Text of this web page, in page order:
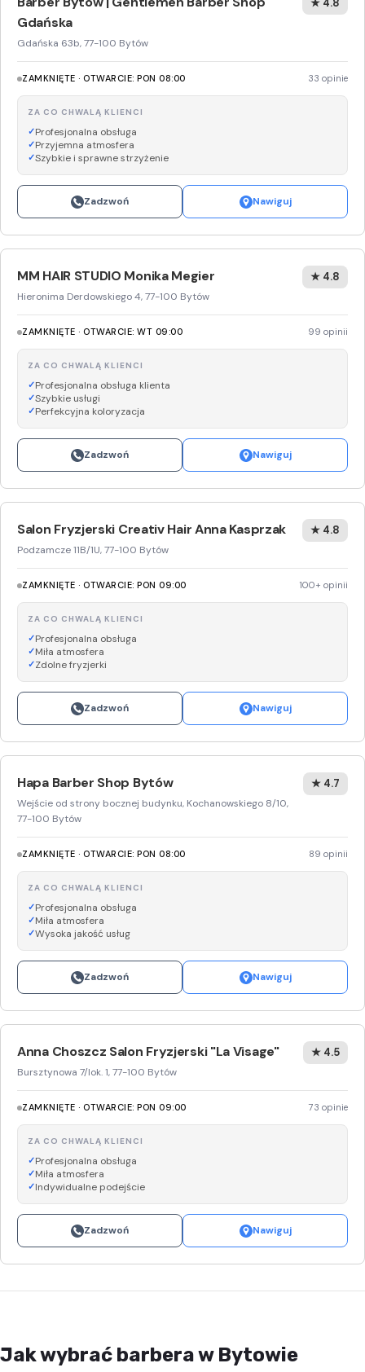
Gdańska
Gdańska 63b, 77-100 Bytów
★ 4.8
ZAMKNIĘTE · OTWARCIE: PON 08:00 33 opinie
ZA CO CHWALĄ KLIENCI
Profesjonalna obsługa
Przyjemna atmosfera
Szybkie i sprawne strzyżenie
Zadzwoń Nawiguj
MM HAIR STUDIO Monika Megier
Hieronima Derdowskiego 4, 77-100 Bytów
★ 4.8
ZAMKNIĘTE · OTWARCIE: WT 09:00 99 opinii
ZA CO CHWALĄ KLIENCI
Profesjonalna obsługa klienta
Szybkie usługi
Perfekcyjna koloryzacja
Zadzwoń Nawiguj
Salon Fryzjerski Creativ Hair Anna Kasprzak
Podzamcze 11B/1U, 77-100 Bytów
★ 4.8
ZAMKNIĘTE · OTWARCIE: PON 09:00 100+ opinii
ZA CO CHWALĄ KLIENCI
Profesjonalna obsługa
Miła atmosfera
Zdolne fryzjerki
Zadzwoń Nawiguj
Hapa Barber Shop Bytów
Wejście od strony bocznej budynku, Kochanowskiego 8/10,
77-100 Bytów
★ 4.7
ZAMKNIĘTE · OTWARCIE: PON 08:00 89 opinii
ZA CO CHWALĄ KLIENCI
Profesjonalna obsługa
Miła atmosfera
Wysoka jakość usług
Zadzwoń Nawiguj
Anna Choszcz Salon Fryzjerski "La Visage"
Bursztynowa 7/lok. 1, 77-100 Bytów
★ 4.5
ZAMKNIĘTE · OTWARCIE: PON 09:00 73 opinie
ZA CO CHWALĄ KLIENCI
Profesjonalna obsługa
Miła atmosfera
Indywidualne podejście
Zadzwoń Nawiguj
Jak wybrać barbera w Bytowie